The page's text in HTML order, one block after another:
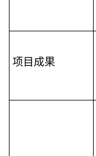
项目成果